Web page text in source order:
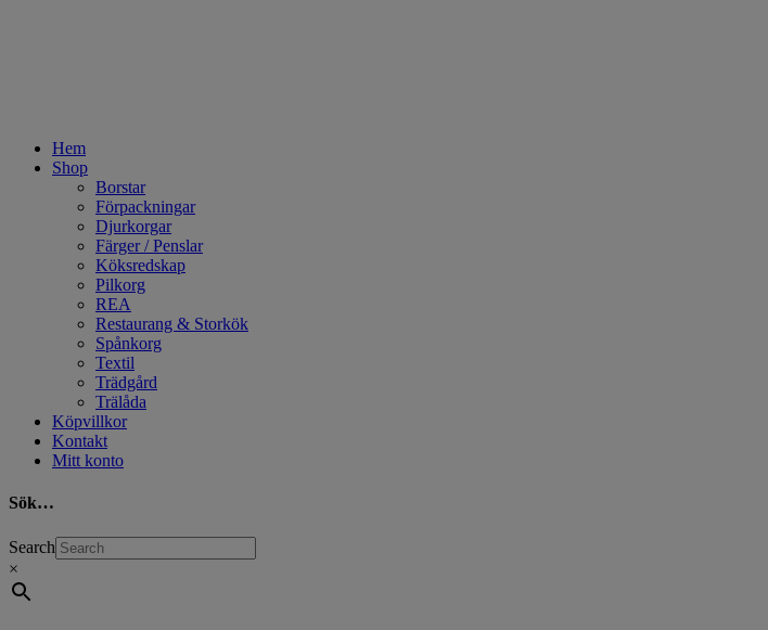
Hem
Shop
Borstar
Förpackningar
Djurkorgar
Färger / Penslar
Köksredskap
Pilkorg
REA
Restaurang & Storkök
Spånkorg
Textil
Trädgård
Trälåda
Köpvillkor
Kontakt
Mitt konto
Sök…
Search
×